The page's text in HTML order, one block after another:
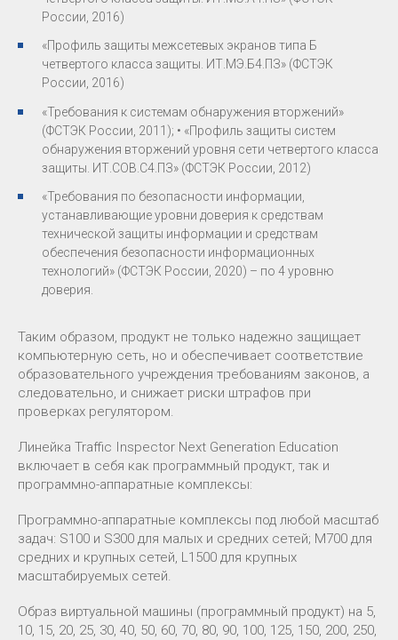
России, 2016)
«Профиль защиты межсетевых экранов типа Б
четвертого класса защиты. ИТ.МЭ.Б4.ПЗ» (ФСТЭК
России, 2016)
«Требования к системам обнаружения вторжений»
(ФСТЭК России, 2011); • «Профиль защиты систем
обнаружения вторжений уровня сети четвертого класса
защиты. ИТ.СОВ.С4.ПЗ» (ФСТЭК России, 2012)
«Требования по безопасности информации,
устанавливающие уровни доверия к средствам
технической защиты информации и средствам
обеспечения безопасности информационных
технологий» (ФСТЭК России, 2020) – по 4 уровню
доверия.
Таким образом, продукт не только надежно защищает
компьютерную сеть, но и обеспечивает соответствие
образовательного учреждения требованиям законов, а
следовательно, и снижает риски штрафов при
проверках регулятором.
Линейка Traffic Inspector Next Generation Education
включает в себя как программный продукт, так и
программно-аппаратные комплексы:
Программно-аппаратные комплексы под любой масштаб
задач: S100 и S300 для малых и средних сетей; M700 для
средних и крупных сетей, L1500 для крупных
масштабируемых сетей.
Образ виртуальной машины (программный продукт) на 5,
10, 15, 20, 25, 30, 40, 50, 60, 70, 80, 90, 100, 125, 150, 200, 250,